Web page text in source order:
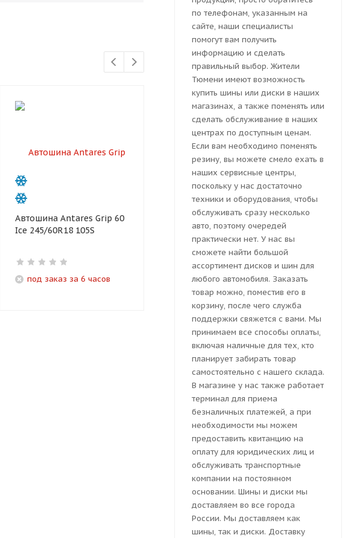
Автошина Antares Grip 60
Ice 245/60R18 105S
под заказ за 6 часов
Автошина Sonix Winter X
Pro Studs 77 245/60 R18
под заказ 7-10 дней
Автошина
по телефонам, указанным на
сайте, наши специалисты
помогут вам получить
информацию и сделать
правильный выбор. Жители
Тюмени имеют возможность
купить шины или диски в наших
магазинах, а также поменять или
сделать обслуживание в наших
центрах по доступным ценам.
Если вам необходимо поменять
резину, вы можете смело ехать в
наших сервисные центры,
поскольку у нас достаточно
техники и оборудования, чтобы
обслуживать сразу несколько
авто, поэтому очередей
практически нет. У нас вы
сможете найти большой
ассортимент дисков и шин для
любого автомобиля. Заказать
товар можно, поместив его в
корзину, после чего служба
поддержки свяжется с вами. Мы
принимаем все способы оплаты,
включая наличные для тех, кто
планирует забирать товар
самостоятельно с нашего склада.
В магазине у нас также работает
терминал для приема
безналичных платежей, а при
необходимости мы можем
предоставить квитанцию на
оплату для юридических лиц и
обслуживать транспортные
компании на постоянном
основании. Шины и диски мы
доставляем во все города
России. Мы доставляем как
шины, так и диски. Доставку